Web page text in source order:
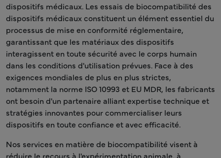
dispositifs médicaux. Les essais de biocompatibilité des
dispositifs médicaux constituent un élément essentiel du
processus de mise en conformité réglementaire,
garantissant que les matériaux des dispositifs
interagissent en toute sécurité avec le corps humain
dans les conditions d'utilisation prévues. Face à des
exigences mondiales de plus en plus strictes,
notamment la norme ISO 10993 et EU MDR, les fabricants
ont besoin d'un partenaire alliant expertise technique et
stratégies innovantes pour commercialiser leurs
dispositifs en toute confiance et avec efficacité.
Nos services en matière de biocompatibilité visent à
réduire le recours à l'expérimentation animale, à